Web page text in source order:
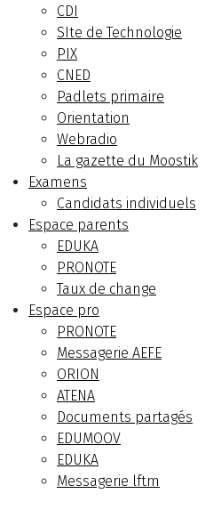
CDI
SIte de Technologie
PIX
CNED
Padlets primaire
Orientation
Webradio
La gazette du Moostik
Examens
Candidats individuels
Espace parents
EDUKA
PRONOTE
Taux de change
Espace pro
PRONOTE
Messagerie AEFE
ORION
ATENA
Documents partagés
EDUMOOV
EDUKA
Messagerie lftm